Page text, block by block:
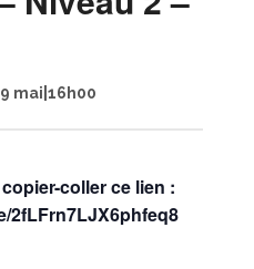
mai|16h00
coller ce lien :
2fLFrn7LJX6phfeq8